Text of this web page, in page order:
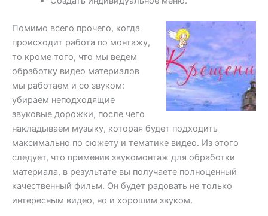
Помимо всего прочего, когда
происходит работа по монтажу,
то кроме того, что мы ведем
обработку видео материалов
мы работаем и со звуком:
убираем неподходящие
звуковые дорожки, после чего
накладываем музыку, которая будет подходить
максимально по сюжету и тематике видео. Из этого
следует, что применив звукомонтаж для обработки
материала, в результате вы получаете полноценный
качественный фильм. Он будет радовать не только
интересным видео, но и хорошим звуком.